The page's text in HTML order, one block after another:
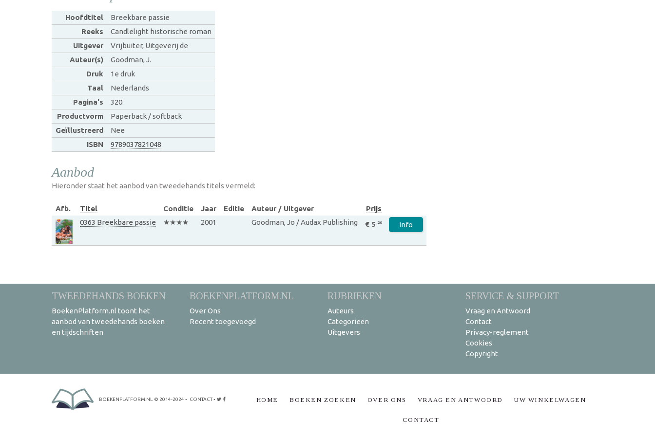
Hoofdtitel
Breekbare passie
Reeks
Candlelight historische roman
Uitgever
Vrijbuiter, Uitgeverij de
Auteur(s)
Goodman, J.
Druk
1e druk
Taal
Nederlands
Pagina's
320
Productvorm
Paperback / softback
Geïllustreerd
Nee
ISBN
9789037821048
Aanbod
Hieronder staat het aanbod van tweedehands titels vermeld:
Afb. Titel Conditie Jaar Editie Auteur / Uitgever
Prijs
0363 Breekbare passie
★★★★ 2001 Goodman, Jo / Audax Publishing € 5 ,20 Info
TWEEDEHANDS BOEKEN
BoekenPlatform.nl toont het
aanbod van tweedehands boeken
en tijdschriften
BOEKENPLATFORM.NL
Over Ons
Recent toegevoegd
RUBRIEKEN
Auteurs
Categorieën
Uitgevers
SERVICE & SUPPORT
Vraag en Antwoord
Contact
Privacy-reglement
Cookies
Copyright
BOEKENPLATFORM.NL © 2014-2024 • CONTACT• HOME BOEKEN ZOEKEN OVER ONS VRAAG EN ANTWOORD UW WINKELWAGEN
CONTACT